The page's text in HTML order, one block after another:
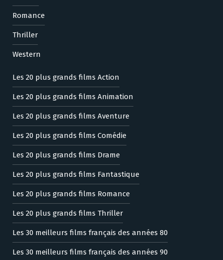
Romance
Thriller
Western
Les 20 plus grands films Action
Les 20 plus grands films Animation
Les 20 plus grands films Aventure
Les 20 plus grands films Comédie
Les 20 plus grands films Drame
Les 20 plus grands films Fantastique
Les 20 plus grands films Romance
Les 20 plus grands films Thriller
Les 30 meilleurs films français des années 80
Les 30 meilleurs films français des années 90